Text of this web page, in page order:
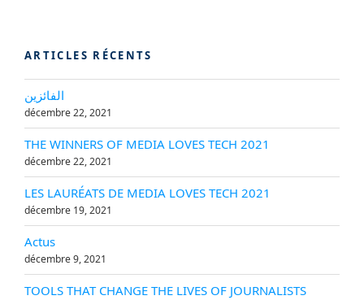
ARTICLES RÉCENTS
الفائزين
décembre 22, 2021
THE WINNERS OF MEDIA LOVES TECH 2021
décembre 22, 2021
LES LAURÉATS DE MEDIA LOVES TECH 2021
décembre 19, 2021
Actus
décembre 9, 2021
TOOLS THAT CHANGE THE LIVES OF JOURNALISTS